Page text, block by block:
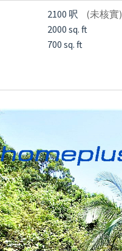
2100 呎
(未核實)
2000 sq. ft
700 sq. ft